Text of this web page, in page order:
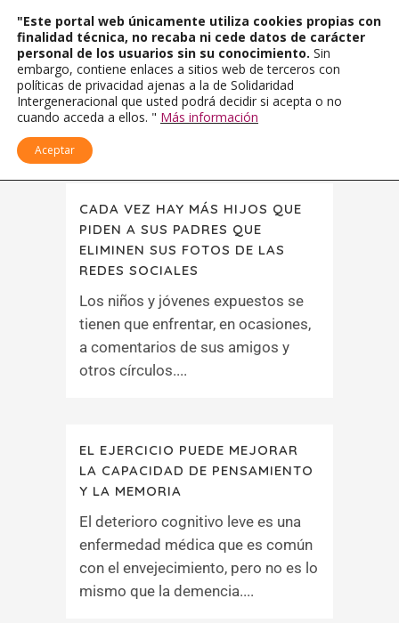
CADA VEZ HAY MÁS HIJOS QUE
PIDEN A SUS PADRES QUE
ELIMINEN SUS FOTOS DE LAS
REDES SOCIALES
Los niños y jóvenes expuestos se
tienen que enfrentar, en ocasiones,
a comentarios de sus amigos y
otros círculos....
EL EJERCICIO PUEDE MEJORAR
LA CAPACIDAD DE PENSAMIENTO
Y LA MEMORIA
El deterioro cognitivo leve es una
enfermedad médica que es común
con el envejecimiento, pero no es lo
mismo que la demencia....
"Este portal web únicamente utiliza cookies propias con
finalidad técnica, no recaba ni cede datos de carácter
personal de los usuarios sin su conocimiento. Sin
embargo, contiene enlaces a sitios web de terceros con
políticas de privacidad ajenas a la de Solidaridad
Intergeneracional que usted podrá decidir si acepta o no
cuando acceda a ellos. " Más información
Aceptar